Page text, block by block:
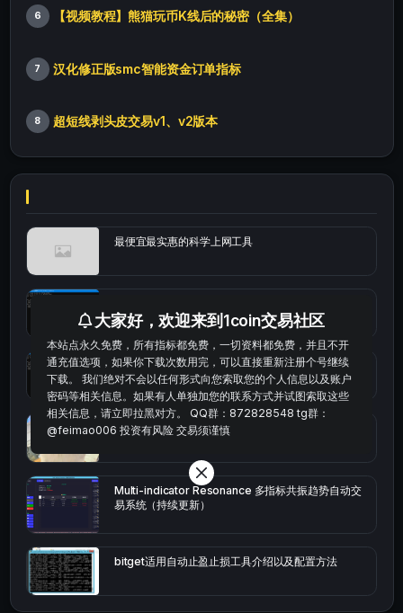
6 【视频教程】熊猫玩币K线后的秘密（全集）
7 汉化修正版smc智能资金订单指标
8 超短线剥头皮交易v1、v2版本
最便宜最实惠的科学上网工具
okx的短线量化的免费版本
bybit安卓端
Multi-indicator Resonance 多指标共振趋势自动交
易系统（持续更新）
bitget适用自动止盈止损工具介绍以及配置方法
大家好，欢迎来到1coin交易社区
本站点永久免费，所有指标都免费，一切资料都免费，并且不开
通充值选项，如果你下载次数用完，可以直接重新注册个号继续
下载。 我们绝对不会以任何形式向您索取您的个人信息以及账户
密码等相关信息。如果有人单独加您的联系方式并试图索取这些
相关信息，请立即拉黑对方。 QQ群：872828548 tg群：
@feimao006 投资有风险 交易须谨慎